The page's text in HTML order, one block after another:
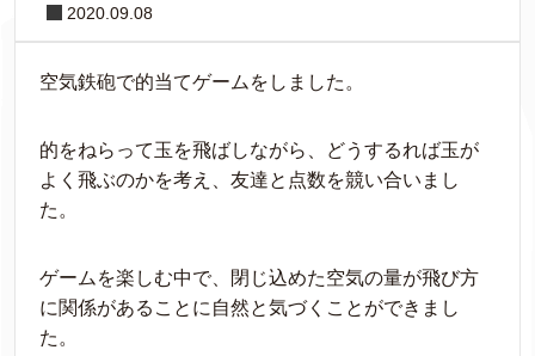
2020.09.08
空気鉄砲で的当てゲームをしました。
的をねらって玉を飛ばしながら、どうするれば玉が
よく飛ぶのかを考え、友達と点数を競い合いまし
た。
ゲームを楽しむ中で、閉じ込めた空気の量が飛び方
に関係があることに自然と気づくことができまし
た。